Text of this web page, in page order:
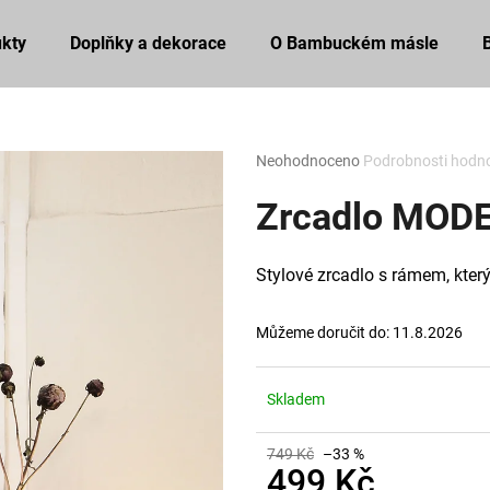
Doplňky a dekorace O Bambuckém másle
Průměrné
produktu
je
5
Neohodnoceno Podrobnosti
Zrcadlo
Stylové zrcadlo s rámem,
Můžeme doručit do: 11.8.2026
Skladem
749 Kč –33 %
HLEDAT